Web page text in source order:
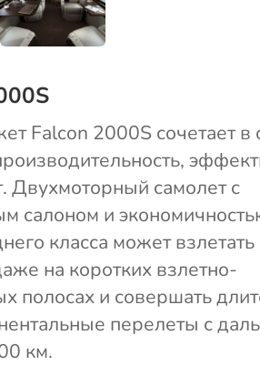
Falcon 2000S сочетает в
Двухмоторный самолет с
салоном и
класса может взлетать
на коротких взлетно-
полосах и совершать
перелеты с
км.